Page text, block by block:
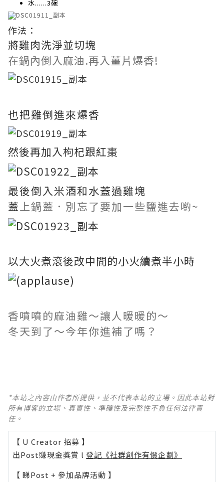
水......3碗
作法：
將雞肉洗淨並切塊
在鍋內倒入麻油.再入薑片爆香!
也把雞倒進來爆香
然後再加入枸杞跟紅棗
最後倒入米酒和水蓋過雞塊
蓋上鍋蓋． 別忘了要加一些鹽進去喲~
以大火煮滾後改中間的小火續煮半小時
香噴噴的麻油雞～讓人暖暖的～
冬天到了～今年你進補了嗎？
*本站之內容由作者所提供，並不代表本站的立場。因此本站對
所有博客的立場、真實性、準確性及完整性不負任何法律責
任。
【 U Creator 招募 】
出Post賺現金獎賞 l 登記《社群創作有價企劃》
【 睇Post + 參加品牌活動 】